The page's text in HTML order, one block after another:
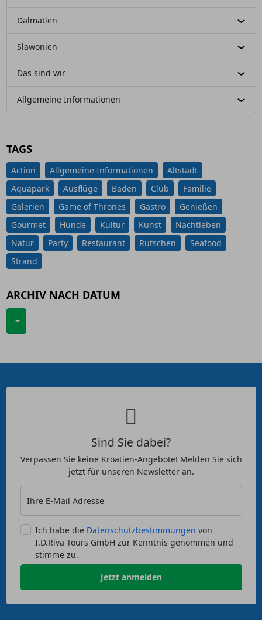
Dalmatien
Slawonien
Das sind wir
Allgemeine Informationen
TAGS
Action Allgemeine Informationen
Altstadt
Aquapark
Ausflüge Baden Club
Familie
Galerien
Game of Thrones Gastro
Genießen
Gourmet
Hunde Kultur Kunst
Nachtleben
Natur
Party Restaurant Rutschen
Seafood
Strand
ARCHIV NACH DATUM
Sind Sie dabei?
Verpassen Sie keine Kroatien-Angebote! Melden Sie sich
jetzt für unseren Newsletter an.
Ihre E-Mail Adresse
Ich habe die Datenschutzbestimmungen von
I.D.Riva Tours GmbH zur Kenntnis genommen und
stimme zu.
Jetzt anmelden